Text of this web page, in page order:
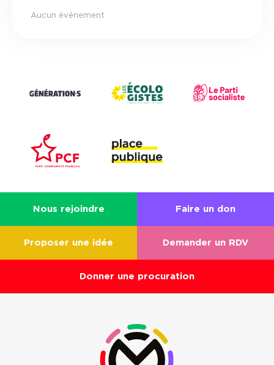
Aucun événement
Nous rejoindre Faire un don
Proposer une idée Demander un RDV
Donner une procuration